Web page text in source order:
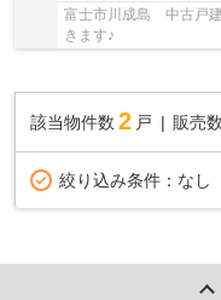
富士市川成島 中古戸
きます♪
該当物件数 2 戸 販売数
絞り込み条件： なし